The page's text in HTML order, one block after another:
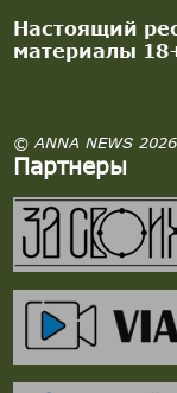
Настоящий
материалы
© ANNA NEWS 2026
Партнеры